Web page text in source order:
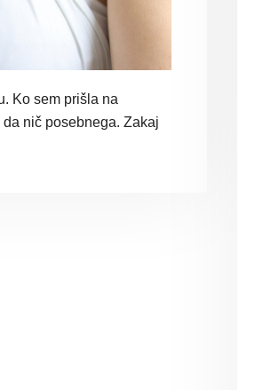
Ko sem prišla na
nič posebnega. Zakaj